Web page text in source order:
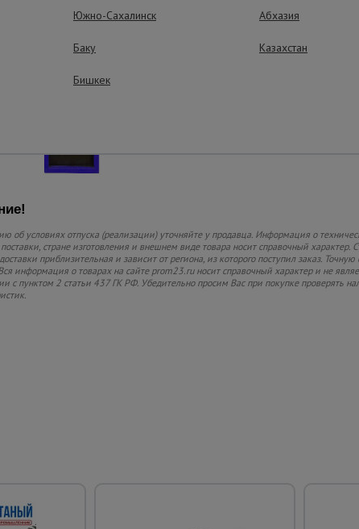
покрытие.
об условиях отпуска (реализации) уточняйте у продавца. Информация о
стране изготовления и внешнем виде товара носит справочный характер.
приблизительная и зависит от региона, из которого поступил заказ. Точную
информация о товарах на сайте prom23.ru носит справочный характер и не
с пунктом 2 статьи 437 ГК РФ. Убедительно просим Вас при покупке проверять
Южно-Сахалинск Абхазия
Баку Казахстан
Бишкек